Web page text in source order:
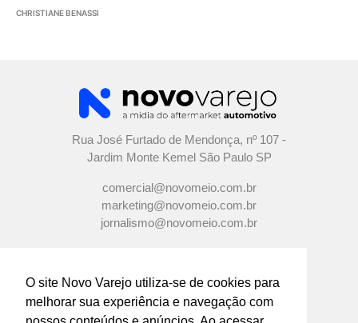
O site Novo Varejo utiliza-se de cookies para
melhorar sua experiência e navegação com
CHRISTIANE BENASSI
Rua José Furtado de Mendonça, nº 107 -
Jardim Monte Kemel São Paulo SP
comercial@novomeio.com.br
marketing@novomeio.com.br
jornalismo@novomeio.com.br
CONFIRA AS NOSSAS REDES